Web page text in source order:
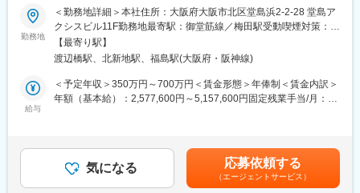
企画開発、ゲーミング（カジノ）事業やアミューズメント事業を
手掛ける当社にて、ぱちんこ及びパチスロ開発における映像ディ
レクターとして業務に携わっていただきます。
■職務内容：
・機種の映像企画、顧客折衝
・工数管理、スケジュール管理
■当社の特徴・強み：
勤務地
＜勤務地詳細＞本社住所：大阪府大阪市北区堂島浜2-2-28 堂島ア
クシスビル11F勤務地最寄駅：御堂筋線／梅田駅受動喫煙対策：屋
内全面禁煙変更の範囲：会社の定める事業所
【最寄り駅】
渡辺橋駅、北新地駅、福島駅(大阪府・阪神線)
給与
＜予定年収＞350万円～700万円＜賃金形態＞年俸制＜賃金内訳＞
年額（基本給）：2,577,600円～5,157,600円固定残業手当/月：
給与補足＞※給与詳細は経験・スキルを考慮のうえ決定■昇給：年
1回■賞与：業績に応じて支給（標準2.0ヶ月）■インセンティブ：
評価により基本給1～2ヶ月■年俸350万円～700万円※賞与、イン
気になる 応募依頼する
（エージェントサービス）